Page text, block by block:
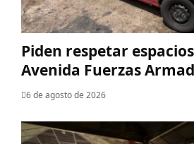
Piden respetar
Avenida Fuerzas
6 de agosto de 2026